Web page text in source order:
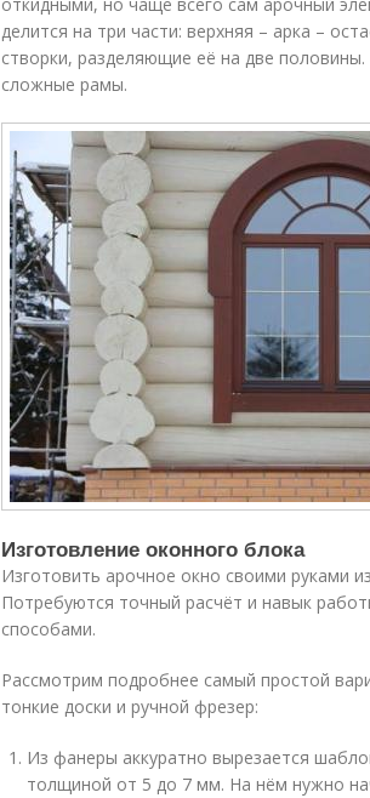
делится на три части: верхняя – арка –
створки, разделяющие её на две
сложные рамы.
Изготовление оконного блока
Изготовить арочное окно своими руками
Потребуются точный расчёт и навык
способами.
Рассмотрим подробнее самый простой
тонкие доски и ручной фрезер:
Из фанеры аккуратно вырезается
толщиной от 5 до 7 мм. На нём нужно